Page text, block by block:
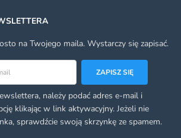
na Twojego maila. Wystarczy się zapisać.
ZAPISZ SIĘ
należy podać adres e-mail i
klikając w link aktywacyjny. Jeżeli nie
sprawdźcie swoją skrzynkę ze spamem.